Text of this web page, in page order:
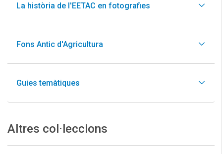
La història de l'EETAC en fotografies
Fons Antic d'Agricultura
Guies temàtiques
Altres col·leccions